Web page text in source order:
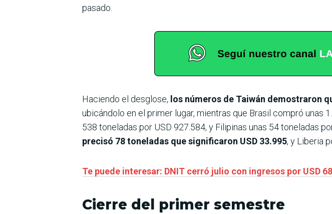
pasado.
Haciendo el desglose, los números de Taiwán demostraron
ubicándolo en el primer lugar, mientras que Brasil compró unas
538 toneladas por USD 927.584, y Filipinas unas 54 toneladas
precisó 78 toneladas que significaron USD 33.995, y Liberia
Te puede interesar: DNIT cerró julio con ingresos por USD
Cierre del primer semestre